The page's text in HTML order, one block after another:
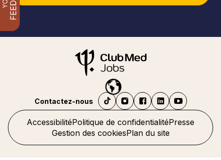
AccessibilitéPolitique de confidentialitéPresse
Gestion des cookiesPlan du site
Contactez-nous